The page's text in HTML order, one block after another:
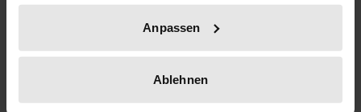
Anpassen
Ablehnen
abgeleitet werden kann, ist aber noch nicht
abschließend geklärt. Die in Art. 73b EGV garantierte
Kapitalverkehrsfreiheit setzt den Bemühungen der
Steuerbehörden Grenzen.
Die aktuelle Studie widmet sich der Reichweite der